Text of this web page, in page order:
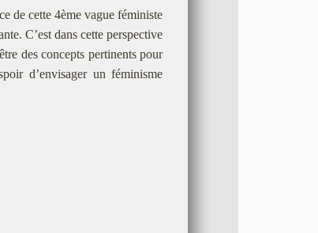
de cette 4ème vague féministe
C’est dans cette perspective
des concepts pertinents pour
d’envisager un féminisme